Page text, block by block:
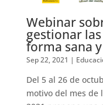
Webinar
gestionar
forma sana
Sep 22, 2021 |
Del 5 al 26 de
motivo del mes de